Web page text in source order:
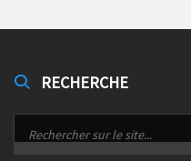
RECHERCHE